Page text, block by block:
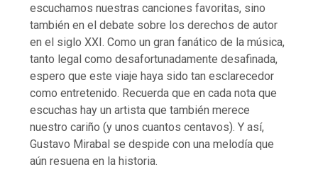
escuchamos nuestras canciones favoritas, sino
también en el debate sobre los derechos de autor
en el siglo XXI. Como un gran fanático de la música,
tanto legal como desafortunadamente desafinada,
espero que este viaje haya sido tan esclarecedor
como entretenido. Recuerda que en cada nota que
escuchas hay un artista que también merece
nuestro cariño (y unos cuantos centavos). Y así,
Gustavo Mirabal se despide con una melodía que
aún resuena en la historia.